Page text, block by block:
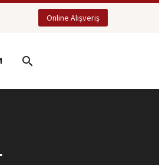
Online Alışveriş